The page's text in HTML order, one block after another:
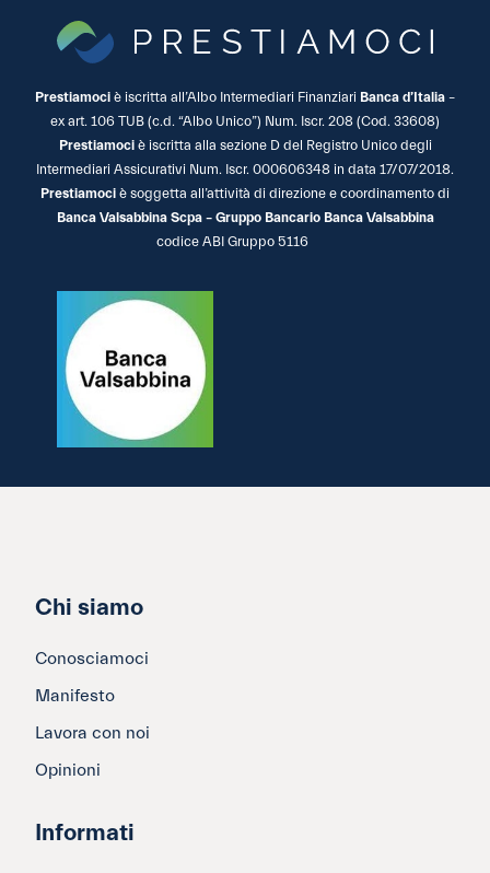
Prestiamoci è iscritta all’Albo Intermediari Finanziari Banca d’Italia –
ex art. 106 TUB (c.d. “Albo Unico”) Num. Iscr. 208 (Cod. 33608)
Prestiamociè iscritta alla sezione D del Registro Unico degli
Intermediari Assicurativi Num. Iscr. 000606348 in data 17/07/2018.
Prestiamoci è soggetta all’attività di direzione e coordinamento di
Banca Valsabbina Scpa – Gruppo Bancario Banca Valsabbina
codice ABI Gruppo 5116
Chi siamo
Conosciamoci
Manifesto
Lavora con noi
Opinioni
Informati